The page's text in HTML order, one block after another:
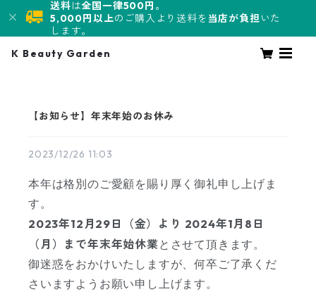
送料は全国一律500円。
5,000円以上のご購入より送料を 当店が負担いた
します。
K Beauty Garden
【お知らせ】年末年始のお休み
2023/12/26 11:03
本年は格別のご愛顧を賜り厚く御礼申し上げま
す。
2023年12月29日（金）より 2024年1月8日
（月）まで年末年始休業とさせて頂きます。
御迷惑をおかけいたしますが、何卒ご了承くだ
さいますようお願い申し上げます。